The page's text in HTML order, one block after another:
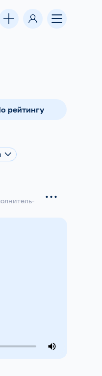
рейтингу
...